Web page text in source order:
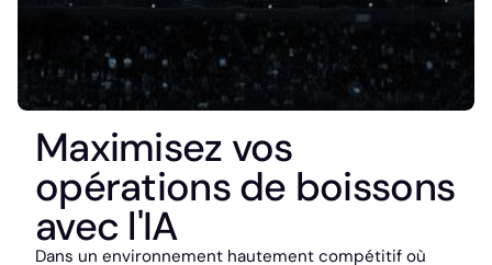
Maximisez vos
opérations de boissons
avec l'IA
Dans un environnement hautement compétitif où